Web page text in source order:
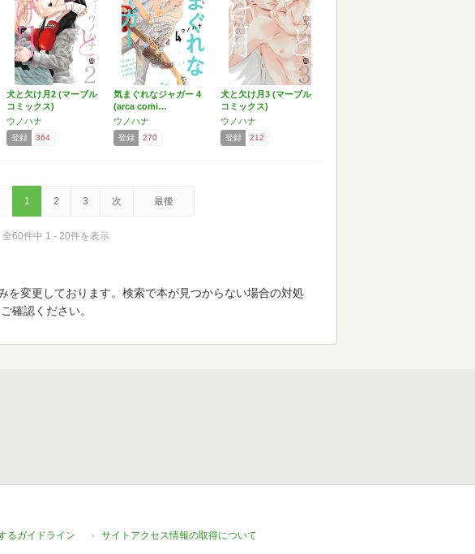
犬と欠け月2 (マーブル
コミックス)
ウノハナ
登録 364
気まぐれなジャガー 4
(arca comi…
ウノハナ
登録 270
犬と欠け月3 (マーブル
コミックス)
ウノハナ
登録 212
1 2 3 次 最後
全60件中 1 - 20件を表示
を変更しております。検索で本が見つからない場合の対処
確認ください。
るガイドライン サイトアクセス情報の取得について